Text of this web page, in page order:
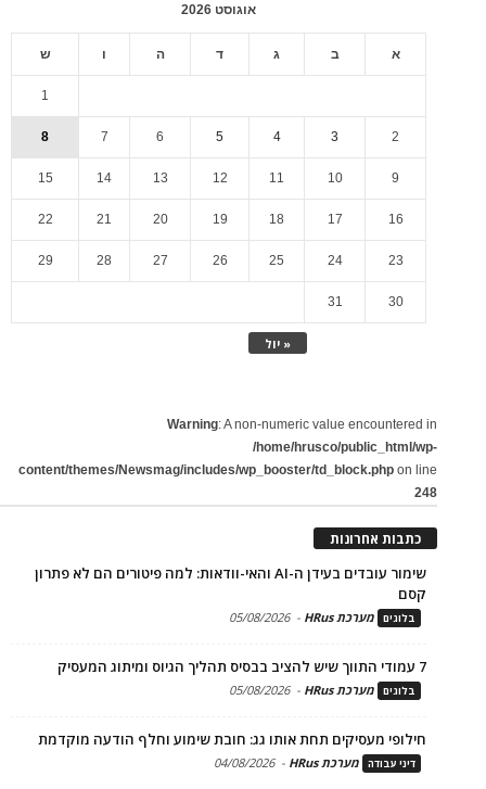
אוגוסט 2026
א ב ג ד ה ו ש
« יול
1
2
3
4
5
6
7
8
9
10
11
12
13
14
15
16
17
18
19
20
21
22
23
24
25
26
27
28
29
30
31
Warning: A non-numeric value encountered in
/home/hrusco/public_html/wp-
content/themes/Newsmag/includes/wp_booster/td_block.php on line
248
כתבות אחרונות
שימור עובדים בעידן ה-AI והאי-וודאות: למה פיטורים הם לא פתרון
קסם
בלוגים מערכת HRus -
05/08/2026
7 עמודי התווך שיש להציב בבסיס תהליך הגיוס ומיתוג המעסיק
בלוגים מערכת HRus -
05/08/2026
חילופי מעסיקים תחת אותו גג: חובת שימוע וחלף הודעה מוקדמת
דיני עבודה מערכת HRus -
04/08/2026